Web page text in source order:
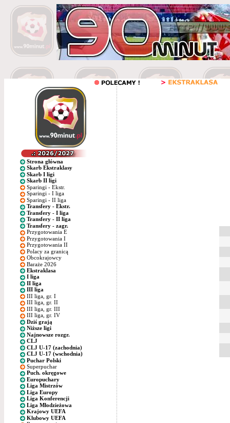
Strona główna
Skarb Ekstraklasy
Skarb I ligi
Skarb II ligi
Sparingi - Ekstr.
Sparingi - I liga
Sparingi - II liga
Transfery - Ekstr.
Transfery - I liga
Transfery - II liga
Transfery - zagr.
Przygotowania E
Przygotowania I
Przygotowania II
Polacy za granicą
Obcokrajowcy
Baraże 2026
Ekstraklasa
I liga
II liga
III liga
III liga, gr. I
III liga, gr. II
III liga, gr. III
III liga, gr. IV
Dziś grają
Niższe ligi
Najnowsze rozgr.
CLJ
CLJ U-17 (zachodnia)
CLJ U-17 (wschodnia)
Puchar Polski
Superpuchar
Puch. okręgowe
Europuchary
Liga Mistrzów
Liga Europy
Liga Konferencji
Liga Młodzieżowa
Krajowy UEFA
Klubowy UEFA